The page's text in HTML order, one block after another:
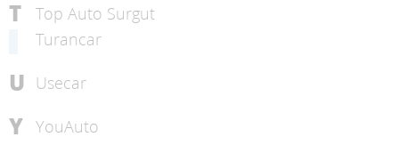
T
Top Auto Surgut
Turancar
U Usecar
Y YouAuto